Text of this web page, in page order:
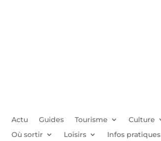
Actu Guides Tourisme
Culture
Où sortir
Loisirs Infos pratiques